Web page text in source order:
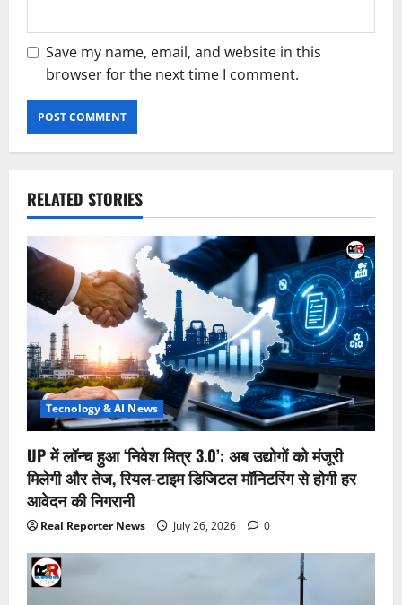
Save my name, email, and website in this
browser for the next time I comment.
RELATED STORIES
Tecnology & AI News
UP में लॉन्च हुआ ‘निवेश मित्र 3.0’: अब उद्योगों को मंजूरी
मिलेगी और तेज, रियल-टाइम डिजिटल मॉनिटरिंग से होगी हर
आवेदन की निगरानी
Real Reporter News July 26, 2026 0